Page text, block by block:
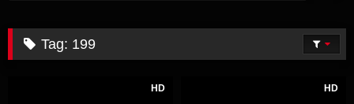
Tag: 199
HD HD